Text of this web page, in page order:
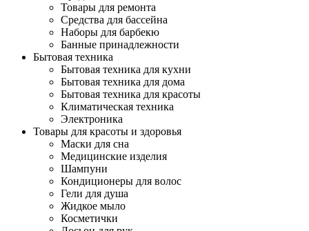
Товары для ремонта
Средства для бассейна
Наборы для барбекю
Банные принадлежности
Бытовая техника
Бытовая техника для кухни
Бытовая техника для дома
Бытовая техника для красоты
Климатическая техника
Электроника
Товары для красоты и здоровья
Маски для сна
Медицинские изделия
Шампуни
Кондиционеры для волос
Гели для душа
Жидкое мыло
Косметички